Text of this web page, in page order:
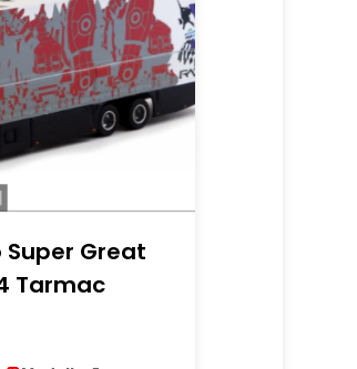
Super Great
Tarmac